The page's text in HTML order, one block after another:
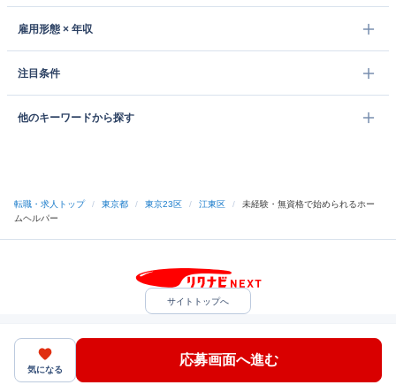
雇用形態 × 年収
注目条件
他のキーワードから探す
転職・求人トップ / 東京都 / 東京23区 / 江東区 /
未経験・無資格で始められるホー
ムヘルパー
気になる
応募画面へ進む
サイトトップへ
中途採用をご検討の企業様
ヘルプ・お問い合わせ
（C）Indeed Inc.